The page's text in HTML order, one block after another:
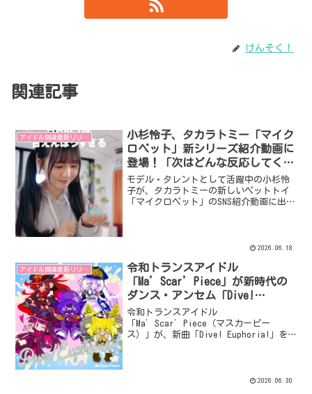
けんそく！
関連記事
アイドル関連最新リリース
小杉怜子、タカラトミー「マイク
ロペット」新シリーズ紹介動画に
登場！「次はどんな反応してくれ
るんだろう？」
モデル・タレントとして活躍中の小杉怜
子が、タカラトミーの新しいペットトイ
「マイクロペット」のSNS紹介動画に出演
2026.06.18
アイドル関連最新リリース
令和トランスアイドル
「Ma’Scar’Piece」が新時代の
ダンス・アンセム「Dive!
Euphoria!」を配信リリース＆MV
公開！
令和トランスアイドル
「Ma’Scar’Piece（マスカーピー
ス）」が、新曲「Dive! Euphoria!」を6
チーで可愛らしいサウンドが特徴」とコ
2026.06.30